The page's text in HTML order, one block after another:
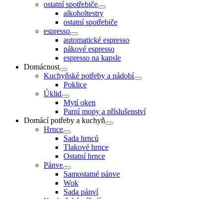
ostatní spotřebiče
alkoholtestry
ostatní spotřebiče
espresso
automatické espresso
pákové espresso
espresso na kapsle
Domácnost
Kuchyňské potřeby a nádobí
Poklice
Úklid
Mytí oken
Parní mopy a příslušenství
Domácí potřeby a kuchyň
Hrnce
Sada hrnců
Tlakové hrnce
Ostatní hrnce
Pánve
Samostatné pánve
Wok
Sada pánví